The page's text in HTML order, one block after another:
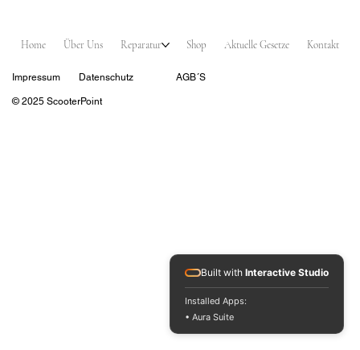
Home Über Uns Reparatur Shop Aktuelle Gesetze Kontakt
Impressum Datenschutz AGB´S
© 2025 ScooterPoint
Built with Interactive Studio
Installed Apps:
• Aura Suite